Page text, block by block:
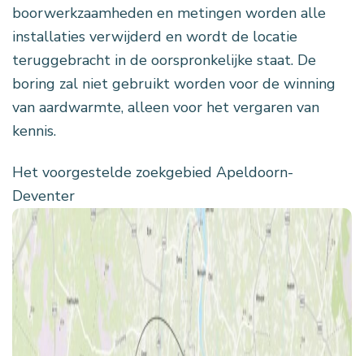
boorwerkzaamheden en metingen worden alle
installaties verwijderd en wordt de locatie
teruggebracht in de oorspronkelijke staat. De
boring zal niet gebruikt worden voor de winning
van aardwarmte, alleen voor het vergaren van
kennis.
Het voorgestelde zoekgebied Apeldoorn-
Deventer